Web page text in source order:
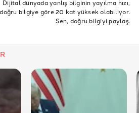
atölyesi
montaj
kurgu kursu
Dijital dünyada yanlış bilginin yayılma hızı,
doğru bilgiye göre 20 kat yüksek olabiliyor.
Sen, doğru bilgiyi paylaş.